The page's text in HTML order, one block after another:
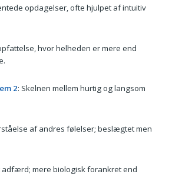
opdagelser, ofte hjulpet af intuitiv
hvor helheden er mere end
2: Skelnen mellem hurtig og langsom
af andres følelser; beslægtet men
adfærd; mere biologisk forankret end